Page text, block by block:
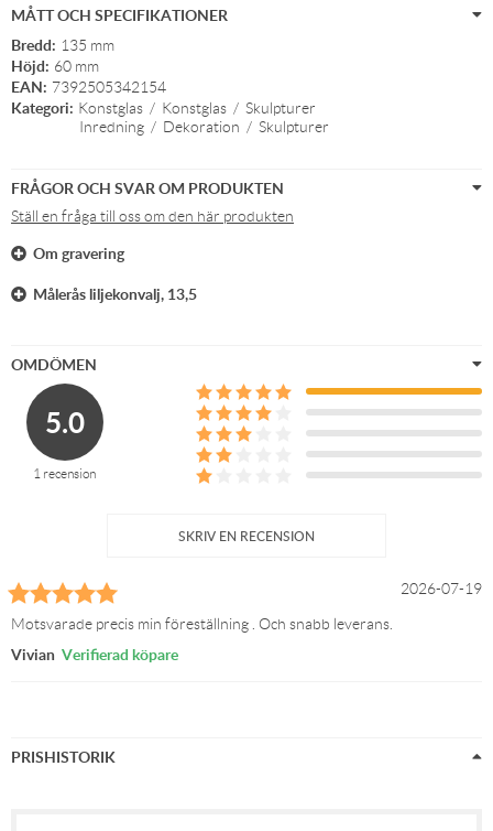
MÅTT OCH SPECIFIKATIONER
Bredd: 135 mm
Höjd: 60 mm
EAN: 7392505342154
Kategori: Konstglas / Konstglas / Skulpturer
Inredning / Dekoration / Skulpturer
FRÅGOR OCH SVAR OM PRODUKTEN
Ställ en fråga till oss om den här produkten
Om gravering
Målerås liljekonvalj, 13,5
OMDÖMEN
5.0
1 recension
SKRIV EN RECENSION
2026-07-19
Motsvarade precis min föreställning . Och snabb leverans.
Vivian Verifierad köpare
PRISHISTORIK